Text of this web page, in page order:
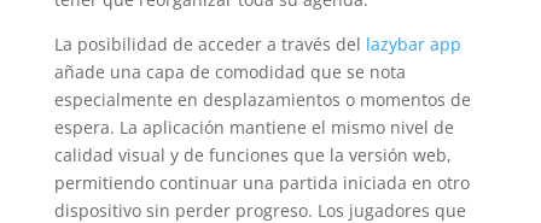
La posibilidad de acceder a través del lazybar app
añade una capa de comodidad que se nota
especialmente en desplazamientos o momentos de
espera. La aplicación mantiene el mismo nivel de
calidad visual y de funciones que la versión web,
permitiendo continuar una partida iniciada en otro
dispositivo sin perder progreso. Los jugadores que